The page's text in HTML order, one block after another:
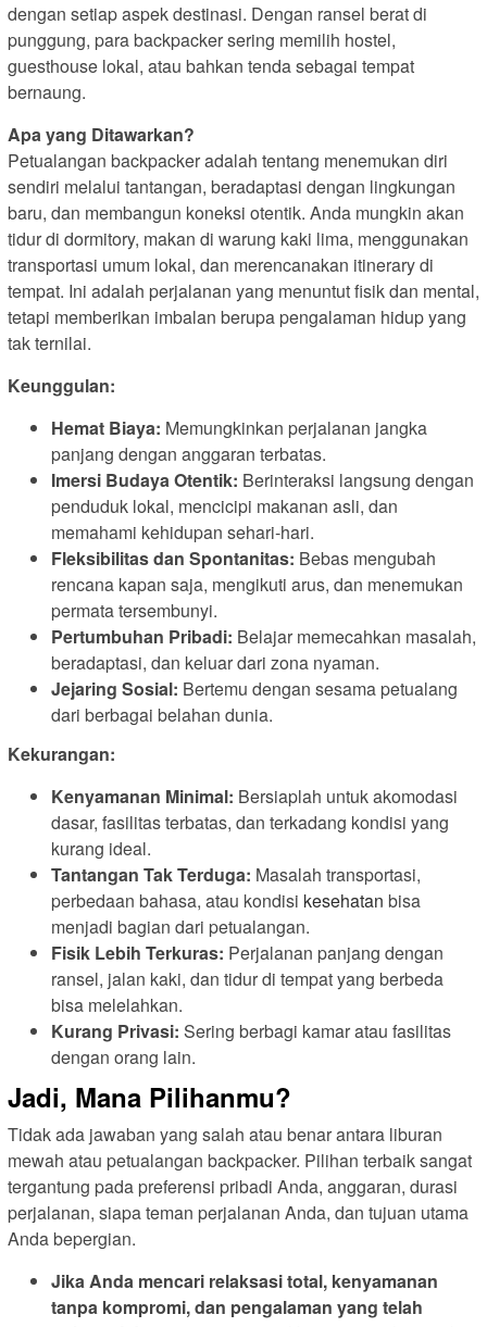
dengan setiap aspek destinasi. Dengan ransel berat di
punggung, para backpacker sering memilih hostel,
guesthouse lokal, atau bahkan tenda sebagai tempat
bernaung.
Apa yang Ditawarkan?
Petualangan backpacker adalah tentang menemukan diri
sendiri melalui tantangan, beradaptasi dengan lingkungan
baru, dan membangun koneksi otentik. Anda mungkin akan
tidur di dormitory, makan di warung kaki lima, menggunakan
transportasi umum lokal, dan merencanakan itinerary di
tempat. Ini adalah perjalanan yang menuntut fisik dan mental,
tetapi memberikan imbalan berupa pengalaman hidup yang
tak ternilai.
Keunggulan:
Hemat Biaya: Memungkinkan perjalanan jangka
panjang dengan anggaran terbatas.
Imersi Budaya Otentik: Berinteraksi langsung dengan
penduduk lokal, mencicipi makanan asli, dan
memahami kehidupan sehari-hari.
Fleksibilitas dan Spontanitas: Bebas mengubah
rencana kapan saja, mengikuti arus, dan menemukan
permata tersembunyi.
Pertumbuhan Pribadi: Belajar memecahkan masalah,
beradaptasi, dan keluar dari zona nyaman.
Jejaring Sosial: Bertemu dengan sesama petualang
dari berbagai belahan dunia.
Kekurangan:
Kenyamanan Minimal: Bersiaplah untuk akomodasi
dasar, fasilitas terbatas, dan terkadang kondisi yang
kurang ideal.
Tantangan Tak Terduga: Masalah transportasi,
perbedaan bahasa, atau kondisi kesehatan bisa
menjadi bagian dari petualangan.
Fisik Lebih Terkuras: Perjalanan panjang dengan
ransel, jalan kaki, dan tidur di tempat yang berbeda
bisa melelahkan.
Kurang Privasi: Sering berbagi kamar atau fasilitas
dengan orang lain.
Jadi, Mana Pilihanmu?
Tidak ada jawaban yang salah atau benar antara liburan
mewah atau petualangan backpacker. Pilihan terbaik sangat
tergantung pada preferensi pribadi Anda, anggaran, durasi
perjalanan, siapa teman perjalanan Anda, dan tujuan utama
Anda bepergian.
Jika Anda mencari relaksasi total, kenyamanan
tanpa kompromi, dan pengalaman yang telah